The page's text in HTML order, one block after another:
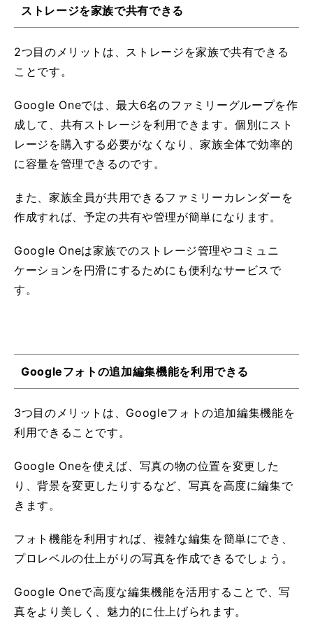
ストレージを家族で共有できる
2つ目のメリットは、ストレージを家族で共有できる
ことです。
Google Oneでは、最大6名のファミリーグループを作
成して、共有ストレージを利用できます。個別にスト
レージを購入する必要がなくなり、家族全体で効率的
に容量を管理できるのです。
また、家族全員が共用できるファミリーカレンダーを
作成すれば、予定の共有や管理が簡単になります。
Google Oneは家族でのストレージ管理やコミュニ
ケーションを円滑にするためにも便利なサービスで
す。
Googleフォトの追加編集機能を利用できる
3つ目のメリットは、Googleフォトの追加編集機能を
利用できることです。
Google Oneを使えば、写真の物の位置を変更した
り、背景を変更したりするなど、写真を高度に編集で
きます。
フォト機能を利用すれば、複雑な編集を簡単にでき、
プロレベルの仕上がりの写真を作成できるでしょう。
Google Oneで高度な編集機能を活用することで、写
真をより美しく、魅力的に仕上げられます。